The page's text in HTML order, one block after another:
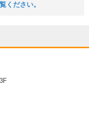
ください。